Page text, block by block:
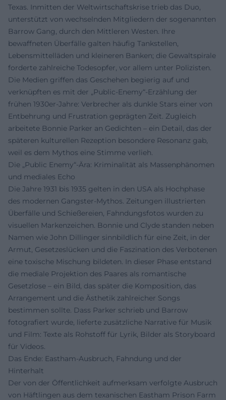
Texas. Inmitten der Weltwirtschaftskrise trieb das Duo,
unterstützt von wechselnden Mitgliedern der sogenannten
Barrow Gang, durch den Mittleren Westen. Ihre
bewaffneten Überfälle galten häufig Tankstellen,
Lebensmittelläden und kleineren Banken; die Gewaltspirale
forderte zahlreiche Todesopfer, vor allem unter Polizisten.
Die Medien griffen das Geschehen begierig auf und
verknüpften es mit der „Public-Enemy“-Erzählung der
frühen 1930er-Jahre: Verbrecher als dunkle Stars einer von
Entbehrung und Frustration geprägten Zeit. Zugleich
arbeitete Bonnie Parker an Gedichten – ein Detail, das der
späteren kulturellen Rezeption besondere Resonanz gab,
weil es dem Mythos eine Stimme verlieh.
Die „Public Enemy“-Ära: Kriminalität als Massenphänomen
und mediales Echo
Die Jahre 1931 bis 1935 gelten in den USA als Hochphase
des modernen Gangster-Mythos. Zeitungen illustrierten
Überfälle und Schießereien, Fahndungsfotos wurden zu
visuellen Markenzeichen. Bonnie und Clyde standen neben
Namen wie John Dillinger sinnbildlich für eine Zeit, in der
Armut, Gesetzeslücken und die Faszination des Verbotenen
eine toxische Mischung bildeten. In dieser Phase entstand
die mediale Projektion des Paares als romantische
Gesetzlose – ein Bild, das später die Komposition, das
Arrangement und die Ästhetik zahlreicher Songs
bestimmen sollte. Dass Parker schrieb und Barrow
fotografiert wurde, lieferte zusätzliche Narrative für Musik
und Film: Texte als Rohstoff für Lyrik, Bilder als Storyboard
für Videos.
Das Ende: Eastham-Ausbruch, Fahndung und der
Hinterhalt
Der von der Öffentlichkeit aufmerksam verfolgte Ausbruch
von Häftlingen aus dem texanischen Eastham Prison Farm